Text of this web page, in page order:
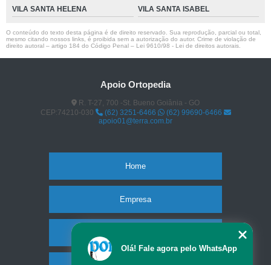
VILA SANTA HELENA VILA SANTA ISABEL
O conteúdo do texto desta página é de direito reservado. Sua reprodução, parcial ou total,
mesmo citando nossos links, é proibida sem a autorização do autor. Crime de violação de
direito autoral – artigo 184 do Código Penal – Lei 9610/98 - Lei de direitos autorais
Apoio Ortopedia
R. T-27, 700 -St. Bueno Goiânia - GO
CEP:74210-030
(62) 3251-6466
(62) 99690-6466
apoio01@terra.com.br
Home
Empresa
Olá! Fale agora pelo WhatsApp